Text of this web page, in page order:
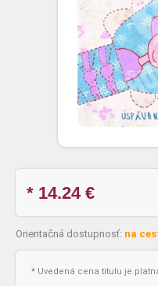
* 14.24€
Orientačná dostupnosť: na
* Uvedená cena titulu je